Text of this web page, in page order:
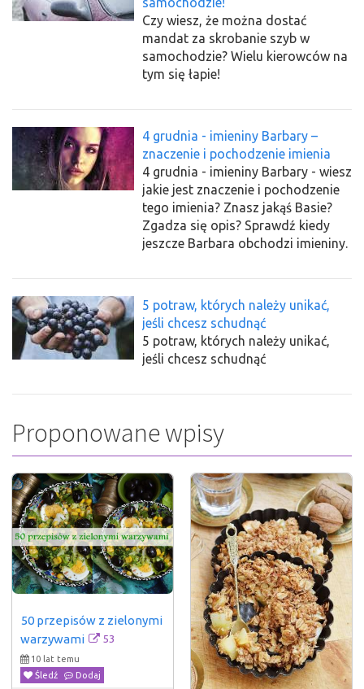
Czy wiesz, że można dostać
mandat za skrobanie szyb w
samochodzie? Wielu kierowców na
tym się łapie!
4 grudnia - imieniny Barbary –
znaczenie i pochodzenie imienia
4 grudnia - imieniny Barbary - wiesz
jakie jest znaczenie i pochodzenie
tego imienia? Znasz jakąś Basie?
Zgadza się opis? Sprawdź kiedy
jeszcze Barbara obchodzi imieniny.
5 potraw, których należy unikać,
jeśli chcesz schudnąć
5 potraw, których należy unikać,
jeśli chcesz schudnąć
Proponowane wpisy
50 przepisów z zielonymi
warzywami
53
10 lat temu
Śledź
Dodaj